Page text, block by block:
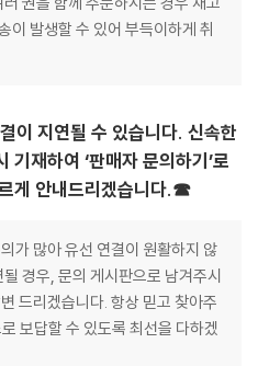
이 발생할 수 있어 부득이하게 취
이 지연될 수 있습니다. 신속한
기재하여 ‘판매자 문의하기’로
게 안내드리겠습니다.☎
가 많아 유선 연결이 원활하지 않
경우, 문의 게시판으로 남겨주시
드리겠습니다. 항상 믿고 찾아주
보답할 수 있도록 최선을 다하겠